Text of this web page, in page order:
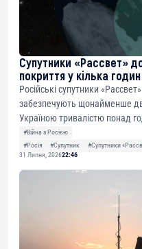
Супутники «Рассвет»
покриття у кілька
Російські супутники
забезпечують щонайменше
Україною тривалістю понад
#Війна з Росією
#Росія
#Супутник #Супутники
31 Липня, 202622:46